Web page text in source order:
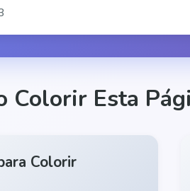
Colorir Esta
Colorir